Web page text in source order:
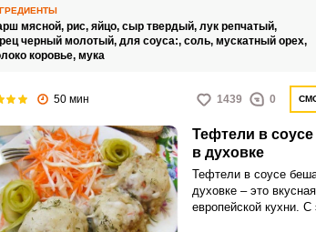
мясной, рис, яйцо, сыр твердый, лук репчатый,
черный молотый, для соуса:, соль, мускатный орех,
коровье, мука
50 мин 1439 0
Тефтели в
в духовке
Тефтели в соусе
духовке – это
европейской кухни.